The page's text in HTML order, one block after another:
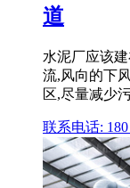
道
水泥厂应该
流,风向的下
区,尽量减少
联系电话: 180